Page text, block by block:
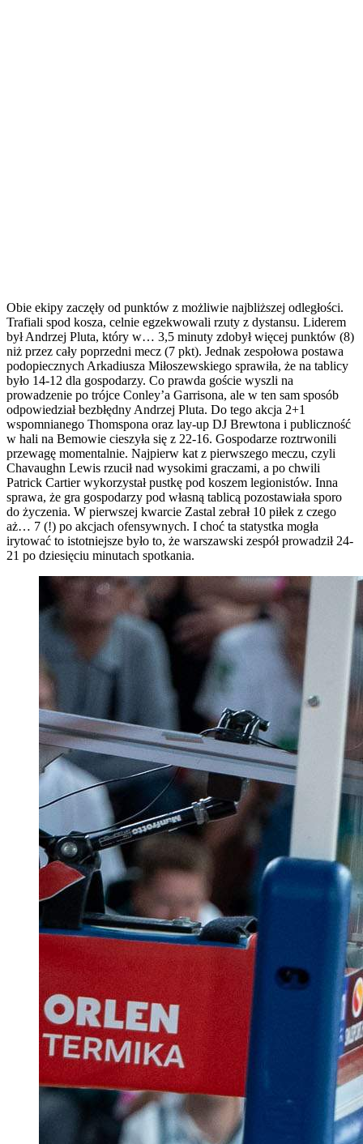
Obie ekipy zaczęły od punktów z możliwie najbliższej odległości.
Trafiali spod kosza, celnie egzekwowali rzuty z dystansu. Liderem
był Andrzej Pluta, który w… 3,5 minuty zdobył więcej punktów (8)
niż przez cały poprzedni mecz (7 pkt). Jednak zespołowa postawa
podopiecznych Arkadiusza Miłoszewskiego sprawiła, że na tablicy
było 14-12 dla gospodarzy. Co prawda goście wyszli na
prowadzenie po trójce Conley’a Garrisona, ale w ten sam sposób
odpowiedział bezbłędny Andrzej Pluta. Do tego akcja 2+1
wspomnianego Thomspona oraz lay-up DJ Brewtona i publiczność
w hali na Bemowie cieszyła się z 22-16. Gospodarze roztrwonili
przewagę momentalnie. Najpierw kat z pierwszego meczu, czyli
Chavaughn Lewis rzucił nad wysokimi graczami, a po chwili
Patrick Cartier wykorzystał pustkę pod koszem legionistów. Inna
sprawa, że gra gospodarzy pod własną tablicą pozostawiała sporo
do życzenia. W pierwszej kwarcie Zastal zebrał 10 piłek z czego
aż… 7 (!) po akcjach ofensywnych. I choć ta statystka mogła
irytować to istotniejsze było to, że warszawski zespół prowadził 24-
21 po dziesięciu minutach spotkania.